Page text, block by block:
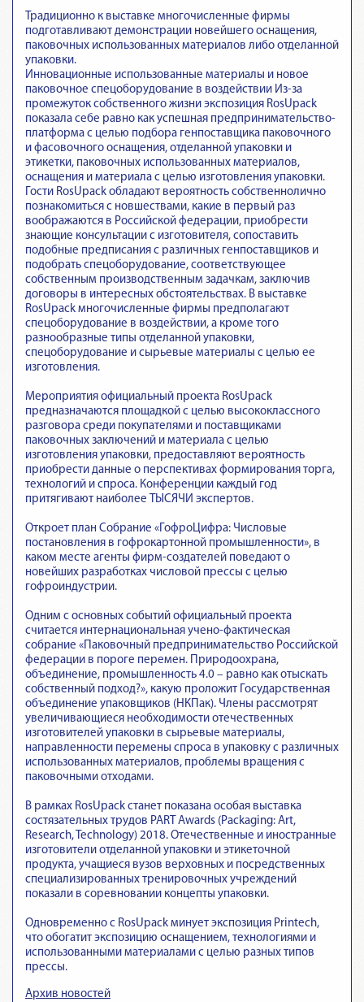
Традиционно к выставке многочисленные фирмы
подготавливают демонстрации новейшего оснащения,
паковочных использованных материалов либо отделанной
упаковки.
Инновационные использованные материалы и новое
паковочное спецоборудование в воздействии Из-за
промежуток собственного жизни экспозиция RosUpack
показала себе равно как успешная предпринимательство-
платформа с целью подбора генпоставщика паковочного
и фасовочного оснащения, отделанной упаковки и
этикетки, паковочных использованных материалов,
оснащения и материала с целью изготовления упаковки.
Гости RosUpack обладают вероятность собственнолично
познакомиться с новшествами, какие в первый раз
воображаются в Российской федерации, приобрести
знающие консультации с изготовителя, сопоставить
подобные предписания с различных генпоставщиков и
подобрать спецоборудование, соответствующее
собственным производственным задачкам, заключив
договоры в интересных обстоятельствах. В выставке
RosUpack многочисленные фирмы предполагают
спецоборудование в воздействии, а кроме того
разнообразные типы отделанной упаковки,
спецоборудование и сырьевые материалы с целью ее
изготовления.
Мероприятия официальный проекта RosUpack
предназначаются площадкой с целью высококлассного
разговора среди покупателями и поставщиками
паковочных заключений и материала с целью
изготовления упаковки, предоставляют вероятность
приобрести данные о перспективах формирования торга,
технологий и спроса. Конференции каждый год
притягивают наиболее ТЫСЯЧИ экспертов.
Откроет план Собрание «ГофроЦифра: Числовые
постановления в гофрокартонной промышленности», в
каком месте агенты фирм-создателей поведают о
новейших разработках числовой прессы с целью
гофроиндустрии.
Одним с основных событий официальный проекта
считается интернациональная учено-фактическая
собрание «Паковочный предпринимательство Российской
федерации в пороге перемен. Природоохрана,
объединение, промышленность 4.0 – равно как отыскать
собственный подход?», какую проложит Государственная
объединение упаковщиков (НКПак). Члены рассмотрят
увеличивающиеся необходимости отечественных
изготовителей упаковки в сырьевые материалы,
направленности перемены спроса в упаковку с различных
использованных материалов, проблемы вращения с
паковочными отходами.
В рамках RosUpack станет показана особая выставка
состязательных трудов PART Awards (Packaging: Art,
Research, Technology) 2018. Отечественные и иностранные
изготовители отделанной упаковки и этикеточной
продукта, учащиеся вузов верховных и посредственных
специализированных тренировочных учреждений
показали в соревновании концепты упаковки.
Одновременно с RosUpack минует экспозиция Printech,
что обогатит экспозицию оснащением, технологиями и
использованными материалами с целью разных типов
прессы.
Архив новостей